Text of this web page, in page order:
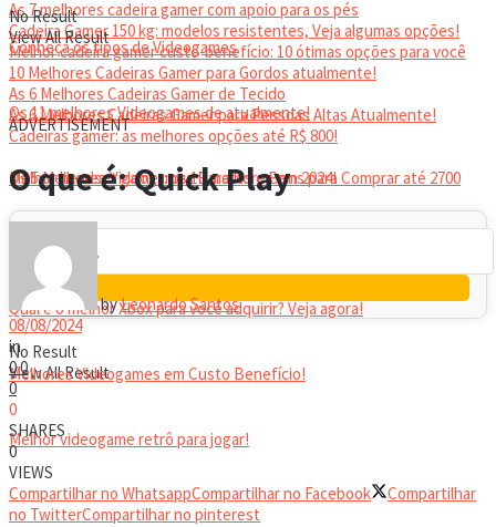
As 7 melhores cadeira gamer com apoio para os pés
Cadeira Gamer 150 kg: modelos resistentes, Veja algumas opções!
Melhor cadeira gamer custo-benefício: 10 ótimas opções para você
10 Melhores Cadeiras Gamer para Gordos atualmente!
As 6 Melhores Cadeiras Gamer de Tecido
As 6 Melhores Cadeiras Gamer para Pessoas Altas Atualmente!
Cadeiras gamer: as melhores opções até R$ 800!
Melhor headset gamer: os 10 melhores em 2024!
No Result
View All Result
Conheça os tipos de Videogames
Os 11 melhores Videogames de atualmente!
Os 5 Melhores Videogames Baratos e Bons para Comprar até 2700
Reais
Qual é o melhor Xbox para você adquirir? Veja agora!
Melhores Videogames em Custo Benefício!
Melhor videogame retrô para jogar!
VIDEOGAMES PORTÁTEIS
No Result
View All Result
ADVERTISEMENT
O que é: Quick Play
byLeonardo Santos
08/08/2024
in
00
0
0
SHARES
0
VIEWS
Compartilhar no WhatsappCompartilhar no Facebook
Compartilhar
no TwitterCompartilhar no pinterest